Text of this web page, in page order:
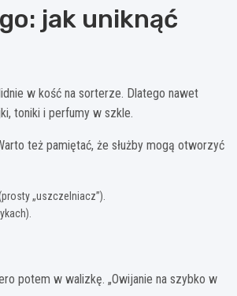
jak uniknąć
w kość na sorterze. Dlatego nawet
toniki i perfumy w szkle.
też pamiętać, że służby mogą otworzyć
„uszczelniacz”).
potem w walizkę. „Owijanie na szybko w